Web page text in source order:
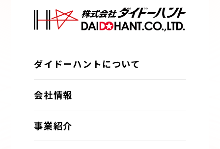
ダイドーハントについて
会社情報
事業紹介